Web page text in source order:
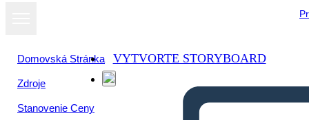
Domovská Stránka
Zdroje
Stanovenie Ceny
VYTVORTE STORYBOARD